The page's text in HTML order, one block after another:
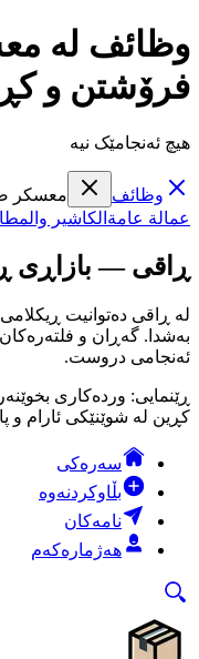
وظائف لە
فرۆشتن و
هیچ ئەنجامێک نیە
وظائف
معسكر
عمالة عامة الكاشير
ڕاقی — بازاڕی
لە ڕاقی دەتوانیت ڕیکلامی
بەشدا. گەڕان و فلتەرەکان
ئەنجامی دروست.
ڕێنمایی: وردەکاری
کڕین لە شوێنێکی ئارام و
سەرەکی
بڵاوکردنەوە
نامەکان
هەژمارەکەم